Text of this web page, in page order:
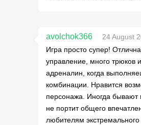
avolchok366
24 August
Игра просто супер!
управление, много трюков
адреналин, когда
комбинации. Нравится
персонажа. Иногда бывают
не портит общего
любителям экстремального